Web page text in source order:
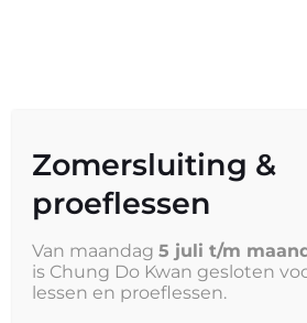
Details
GRATIS PARKEREN
When & Where
September 23, 2023 (2:30 pm) –
Zomersluiting &
proeflessen
Van maandag5 juli t/m
is Chung Do Kwan gesloten
lessen en proeflessen.